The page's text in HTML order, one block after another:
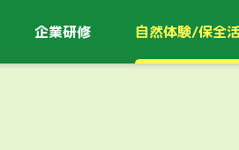
企業研修 自然体験/保全